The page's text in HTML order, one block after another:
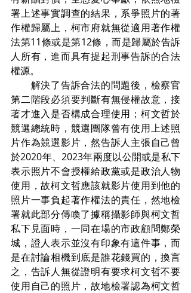
署上述事實調查的結果，系爭照片的著
作權歸屬上，柯市府就無從適用著作權
法第11條或是第12條，而是歸屬於告訴
人所有，進而具有提起刑事告訴的合法
權源。
解決了告訴合法的問題後，檢察官
第二階段必須要判斷有無侵權故意，接
著才進入是否構成合理使用；柯文哲於
競選總統時，競選團隊曾有使用上述照
片作為競選影片，然告訴人主張自己曾
於2020年、2023年兩度以公開或是私下
表示照片不會授權給政黨或是政治人物
使用，故柯文哲應該就影片使用到他的
照片一事負起著作權法的責任，然地檢
署就此部分傳喚了據稱攝影師與柯文哲
私下見面時，一同在場的市政顧問鄭榮
城，證人表示並沒有印象有這件事，而
是在討論相機到底是誰花錢買的，換言
之，告訴人無從證明有要求柯文哲不要
使用自己的照片，故地檢署認為柯文哲